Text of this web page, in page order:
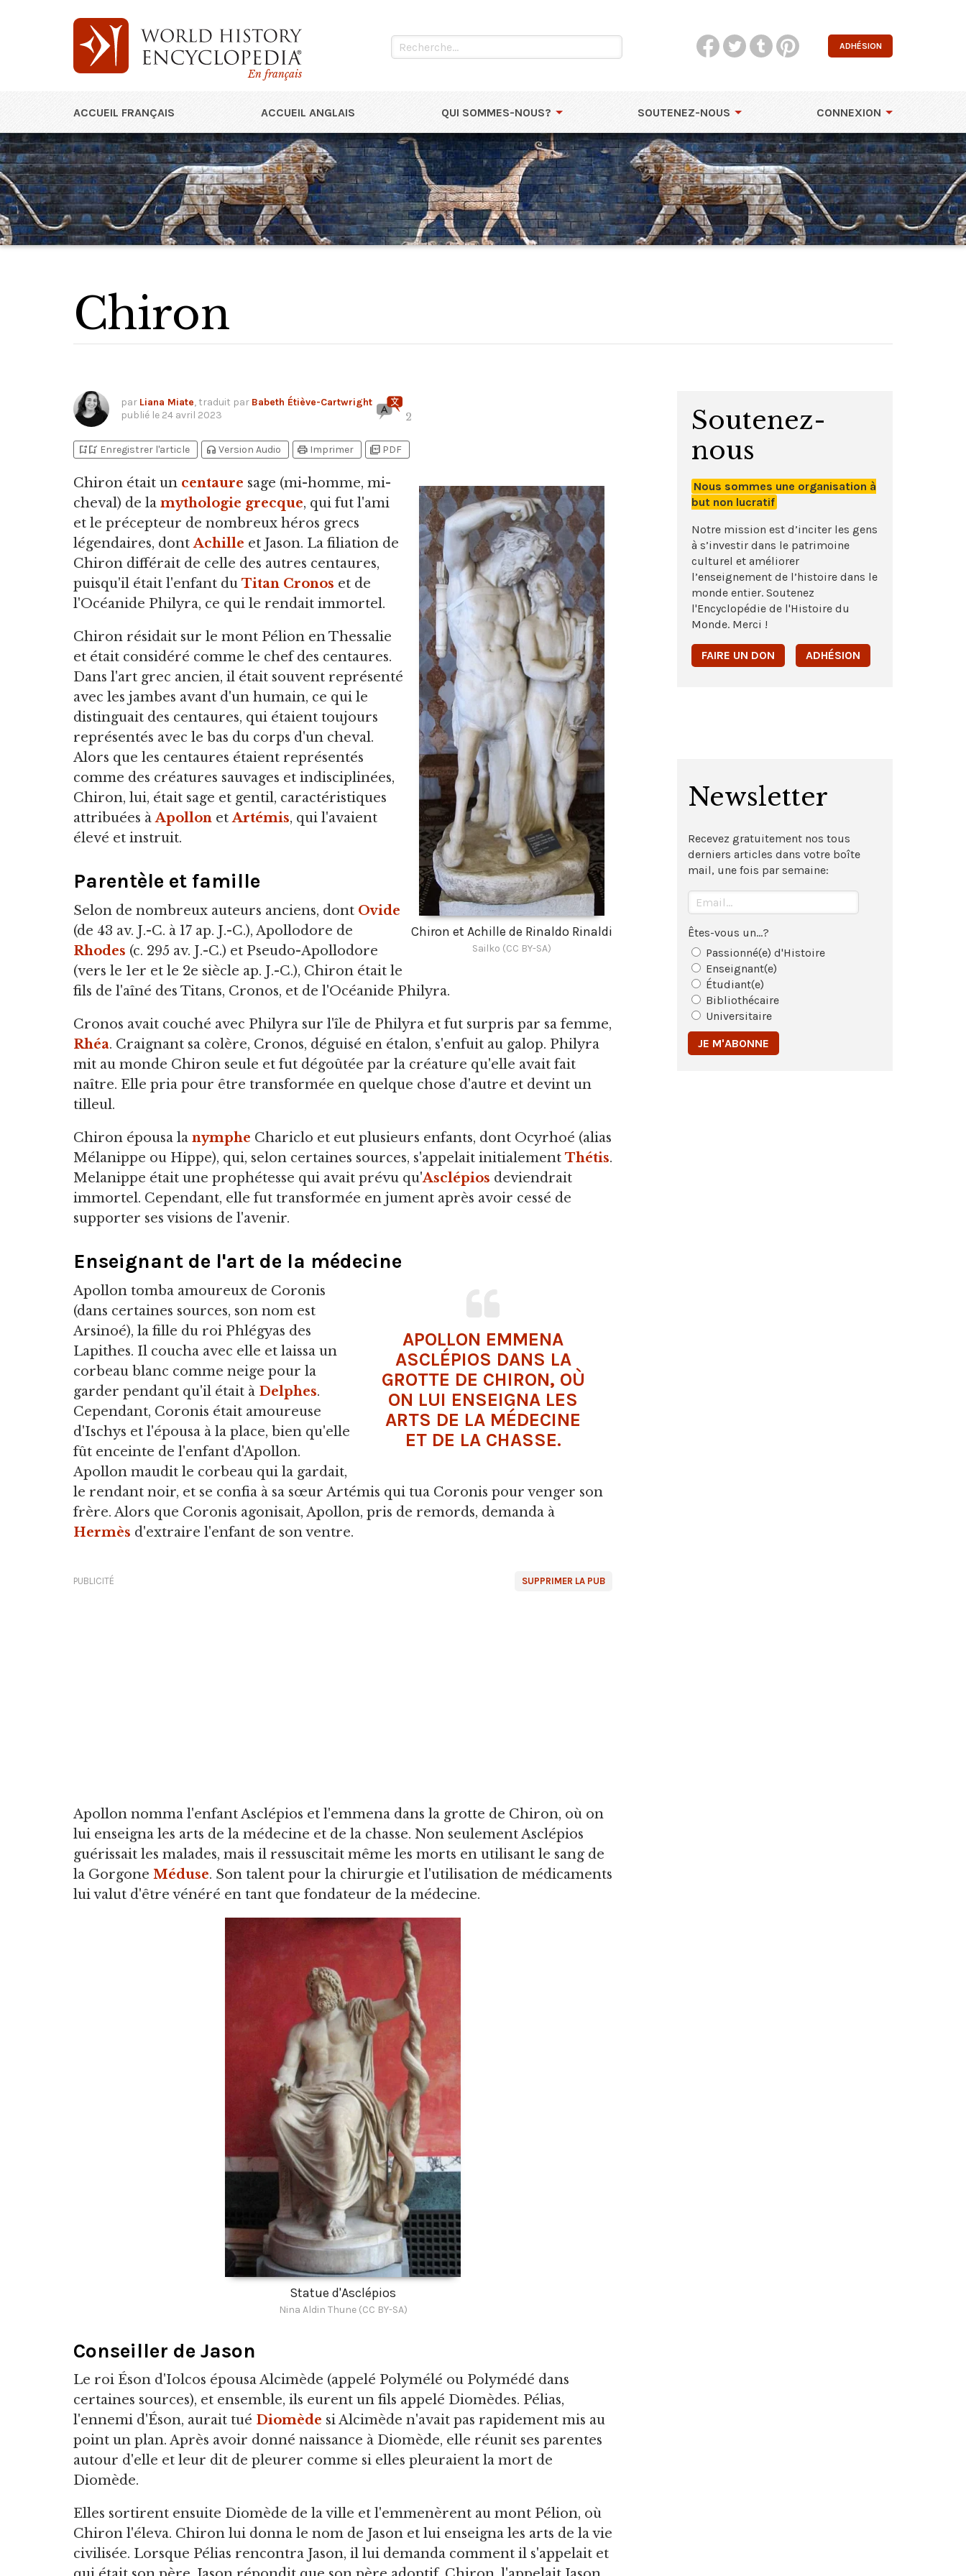
En français
ADHÉSION
ACCUEIL FRANÇAIS ACCUEIL ANGLAIS QUI SOMMES-NOUS? SOUTENEZ-NOUS CONNEXION
Chiron
par Liana Miate, traduit par Babeth Étiève-Cartwright
publié le 24 avril 2023 2
bookmark_addbookmark_added Enregistrer l'article headphones Version Audio print Imprimer picture_as_pdf PDF
Chiron et Achille de Rinaldo Rinaldi
Sailko (CC BY-SA)
Chiron était un centaure sage (mi-homme, mi-
cheval) de la mythologie grecque, qui fut l'ami
et le précepteur de nombreux héros grecs
légendaires, dontAchille et Jason. La filiation de
Chiron différait de celle des autres centaures,
puisqu'il était l'enfant du Titan Cronos et de
l'Océanide Philyra, ce qui le rendait immortel.
Chiron résidait sur le mont Pélion en Thessalie
et était considéré comme le chef des centaures.
Dans l'art grec ancien, il était souvent représenté
avec les jambes avant d'un humain, ce qui le
distinguait des centaures, qui étaient toujours
représentés avec le bas du corps d'un cheval.
Alors que les centaures étaient représentés
comme des créatures sauvages et indisciplinées,
Chiron, lui, était sage et gentil, caractéristiques
attribuées àApollon etArtémis, qui l'avaient
élevé et instruit.
Parentèle et famille
Selon de nombreux auteurs anciens, dont Ovide
(de 43 av. J.-C. à 17 ap. J.-C.), Apollodore de
Rhodes (c. 295 av. J.-C.) et Pseudo-Apollodore
(vers le 1er et le 2e siècle ap. J.-C.), Chiron était le
fils de l'aîné des Titans, Cronos, et de l'Océanide Philyra.
Cronos avait couché avec Philyra sur l'île de Philyra et fut surpris par sa femme,
Rhéa. Craignant sa colère, Cronos, déguisé en étalon, s'enfuit au galop. Philyra
mit au monde Chiron seule et fut dégoûtée par la créature qu'elle avait fait
naître. Elle pria pour être transformée en quelque chose d'autre et devint un
tilleul.
Chiron épousa la nymphe Chariclo et eut plusieurs enfants, dont Ocyrhoé (alias
Mélanippe ou Hippe), qui, selon certaines sources, s'appelait initialement Thétis.
Melanippe était une prophétesse qui avait prévu qu'Asclépios deviendrait
immortel. Cependant, elle fut transformée en jument après avoir cessé de
supporter ses visions de l'avenir.
Enseignant de l'art de la médecine
APOLLON EMMENA
ASCLÉPIOS DANS LA
GROTTE DE CHIRON, OÙ
ON LUI ENSEIGNA LES
ARTS DE LA MÉDECINE
ET DE LA CHASSE.
Apollon tomba amoureux de Coronis
(dans certaines sources, son nom est
Arsinoé), la fille du roi Phlégyas des
Lapithes. Il coucha avec elle et laissa un
corbeau blanc comme neige pour la
garder pendant qu'il était à Delphes.
Cependant, Coronis était amoureuse
d'Ischys et l'épousa à la place, bien qu'elle
fût enceinte de l'enfant d'Apollon.
Apollon maudit le corbeau qui la gardait,
le rendant noir, et se confia à sa sœur Artémis qui tua Coronis pour venger son
frère. Alors que Coronis agonisait, Apollon, pris de remords, demanda à
Hermès d'extraire l'enfant de son ventre.
SUPPRIMER LA PUB
PUBLICITÉ
Apollon nomma l'enfant Asclépios et l'emmena dans la grotte de Chiron, où on
lui enseigna les arts de la médecine et de la chasse. Non seulement Asclépios
guérissait les malades, mais il ressuscitait même les morts en utilisant le sang de
la Gorgone Méduse. Son talent pour la chirurgie et l'utilisation de médicaments
lui valut d'être vénéré en tant que fondateur de la médecine.
Statue d'Asclépios
Nina Aldin Thune (CC BY-SA)
Conseiller de Jason
Le roi Éson d'Iolcos épousa Alcimède (appelé Polymélé ou Polymédé dans
certaines sources), et ensemble, ils eurent un fils appelé Diomèdes. Pélias,
l'ennemi d'Éson, aurait tué Diomède si Alcimède n'avait pas rapidement mis au
point un plan. Après avoir donné naissance à Diomède, elle réunit ses parentes
autour d'elle et leur dit de pleurer comme si elles pleuraient la mort de
Diomède.
Elles sortirent ensuite Diomède de la ville et l'emmenèrent au mont Pélion, où
Chiron l'éleva. Chiron lui donna le nom de Jason et lui enseigna les arts de la vie
civilisée. Lorsque Pélias rencontra Jason, il lui demanda comment il s'appelait et
Soutenez-
nous
Nous sommes une organisation à
but non lucratif
Notre mission est d’inciter les gens
à s’investir dans le patrimoine
culturel et améliorer
l’enseignement de l’histoire dans le
monde entier. Soutenez
l'Encyclopédie de l'Histoire du
Monde. Merci !
FAIRE UN DON ADHÉSION
Newsletter
Recevez gratuitement nos tous
derniers articles dans votre boîte
mail, une fois par semaine:
Êtes-vous un...?
Passionné(e) d'Histoire
Enseignant(e)
Étudiant(e)
Bibliothécaire
Universitaire